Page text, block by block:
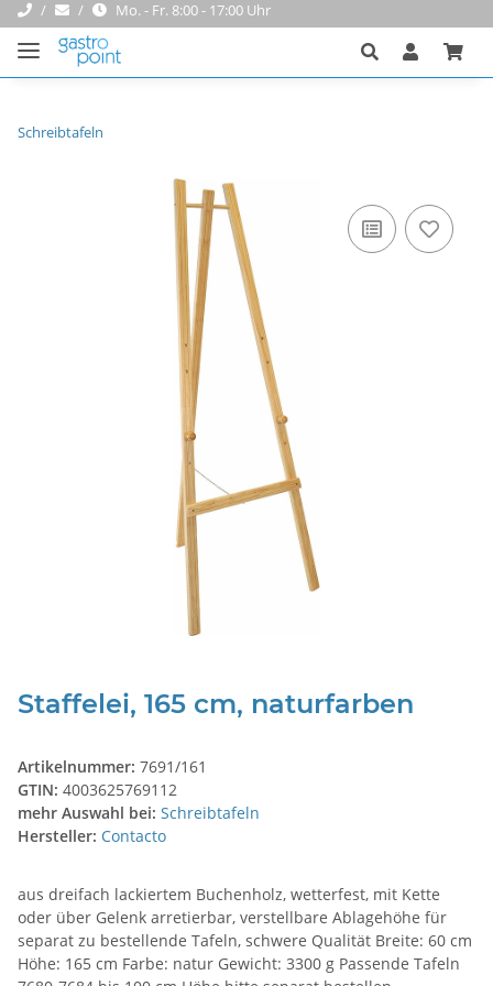
Mo. - Fr. 8:00 - 17:00 Uhr
Schreibtafeln
Staffelei, 165 cm, naturfarben
Artikelnummer: 7691/161
GTIN: 4003625769112
mehr Auswahl bei: Schreibtafeln
Hersteller: Contacto
aus dreifach lackiertem Buchenholz, wetterfest, mit Kette
oder über Gelenk arretierbar, verstellbare Ablagehöhe für
separat zu bestellende Tafeln, schwere Qualität Breite: 60 cm
Höhe: 165 cm Farbe: natur Gewicht: 3300 g Passende Tafeln